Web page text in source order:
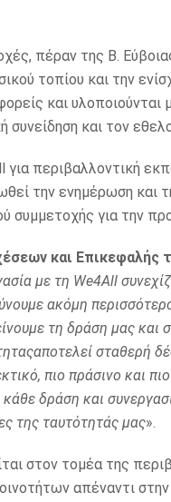
πέραν της Β.
τοπίου και την
και υλοποιούνται
και τον
περιβαλλοντική
την ενημέρωση και
συμμετοχής για την
και
με τη We4All
ακόμη
τη δράση μας και
σταθερή
πιο πράσινο και πιο
δράση και
της ταυτότητάς μας».
στον τομέα της
απέναντι